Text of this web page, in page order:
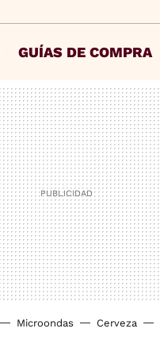
GUÍAS DE COMPRA
Microondas Cerveza